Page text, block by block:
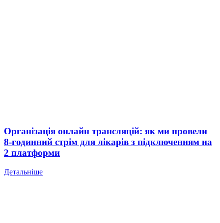
Організація онлайн трансляцій: як ми провели
8-годинний стрім для лікарів з підключенням на
2 платформи
Детальніше